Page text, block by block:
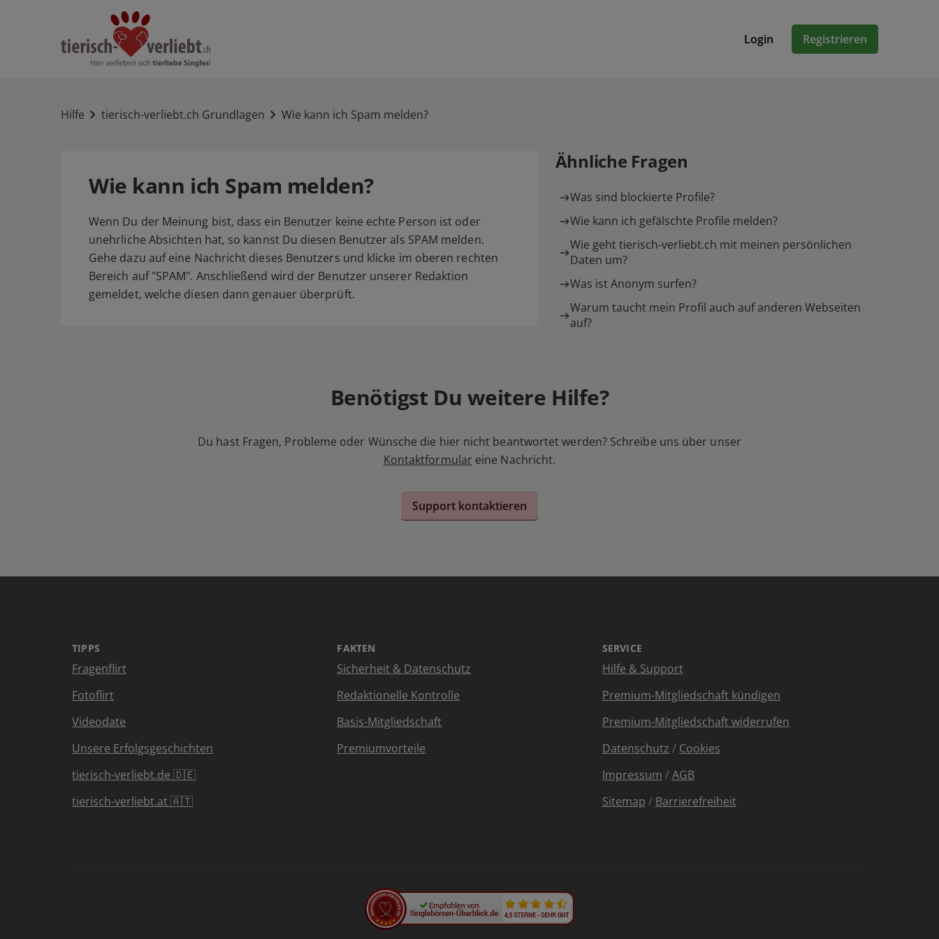
Login Registrieren
Hilfe tierisch-verliebt.ch Grundlagen Wie kann ich Spam melden?
Wie kann ich Spam melden?
Wenn Du der Meinung bist, dass ein Benutzer keine echte Person ist oder
unehrliche Absichten hat, so kannst Du diesen Benutzer als SPAM melden.
Gehe dazu auf eine Nachricht dieses Benutzers und klicke im oberen rechten
Bereich auf "SPAM". Anschließend wird der Benutzer unserer Redaktion
gemeldet, welche diesen dann genauer überprüft.
Ähnliche Fragen
Was sind blockierte Profile?
Wie kann ich gefälschte Profile melden?
Wie geht tierisch-verliebt.ch mit meinen persönlichen
Daten um?
Was ist Anonym surfen?
Warum taucht mein Profil auch auf anderen Webseiten
auf?
Benötigst Du weitere Hilfe?
Du hast Fragen, Probleme oder Wünsche die hier nicht beantwortet werden? Schreibe uns über unser
Kontaktformular eine Nachricht.
Support kontaktieren
TIPPS
Fragenflirt
Fotoflirt
Videodate
Unsere Erfolgsgeschichten
tierisch-verliebt.de 🇩🇪
tierisch-verliebt.at 🇦🇹
FAKTEN
Sicherheit & Datenschutz
Redaktionelle Kontrolle
Basis-Mitgliedschaft
Premiumvorteile
SERVICE
Hilfe & Support
Premium-Mitgliedschaft kündigen
Premium-Mitgliedschaft widerrufen
Datenschutz / Cookies
Impressum /AGB
Sitemap / Barrierefreiheit